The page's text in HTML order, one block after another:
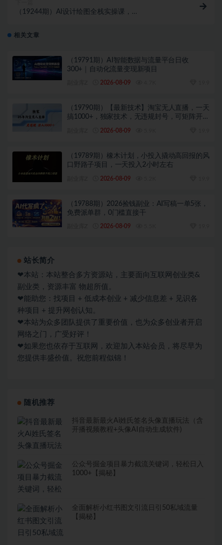
（19244期）AI设计绘图全栈实操课，
相关文章
（19791期）AI智能数据与流量平台日收
300+｜自动化流量变现新项目
2026-08-09
（19790期）【最新技术】淘宝无人直播，一天
搞1000+，独家技术，无违规封号，可矩阵开
2026-08-09
（19789期）橡木计划，小投入撬动高回报的风
口野路子项目，一天投入2小时左右
2026-08-09
（19788期）2026捡钱副业：AI写稿一单5张，
免费派单群，0门槛直接干
2026-08-09
站长简介
❤本站：本站整合多方资源站，主要面向互联网创业类&
副业类，资源丰富 物超所值。
❤能助您：找项目 + 低成本创业 + 减少信息差 + 见识各
种项目 + 提升网创认知。
❤本站为众多团队提供了重要价值，也为众多创业者开启
网络之门，广受好评！
❤如果您也依存于互联网，欢迎加入本站会员，将尽早为
您提供丰盛价值。祝您前程似锦！
随机推荐
抖音最新最火Ai姓氏签名头像直播玩法（含
开播视频教程+头像AI自动生成软件)
公众号掘金项目暴力截流关键词，轻松日入
1000+【揭秘】
全面解析小红书图文引流日引50私域流量
【揭秘】